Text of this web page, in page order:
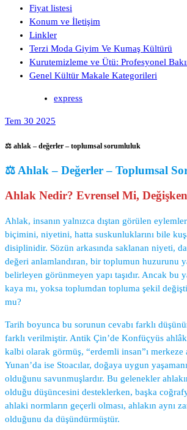
Fiyat listesi
Konum ve İletişim
Linkler
Terzi Moda Giyim Ve Kumaş Kültürü
Kurutemizleme ve Ütü: Profesyonel
Genel Kültür Makale Kategorileri
express
Tem 30 2025
⚖ ahlak – değerler – toplumsal sorumluluk
⚖ Ahlak – Değerler – Toplumsal
Ahlak Nedir? Evrensel Mi,
Ahlak, insanın yalnızca dıştan görülen
biçimini, niyetini, hatta suskunluklarını bile
disiplinidir. Sözün arkasında saklanan niyeti,
değeri anlamlandıran, bir toplumun huzurunu
belirleyen görünmeyen yapı taşıdır. Ancak bu
kaya mı, yoksa toplumdan topluma şekil
mu?
Tarih boyunca bu sorunun cevabı farklı
farklı verilmiştir. Antik Çin’de Konfüçyüs
kalbi olarak görmüş, “erdemli insan”ı merkeze
Yunan’da ise Stoacılar, doğaya uygun
olduğunu savunmuşlardır. Bu gelenekler
olduğu düşüncesini desteklerken, başka
ahlaki normların geçerli olması, ahlakın aynı
olduğunu da düşündürmüştür.